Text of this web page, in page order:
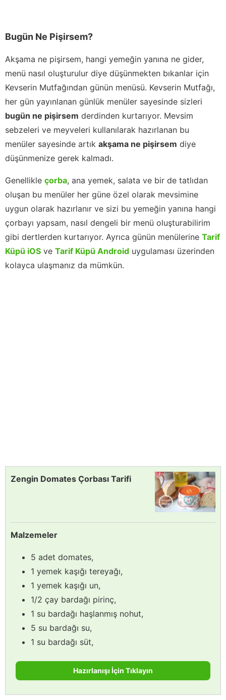
Bugün Ne Pişirsem?
Akşama ne pişirsem, hangi yemeğin yanına ne gider,
menü nasıl oluşturulur diye düşünmekten bıkanlar için
Kevserin Mutfağından günün menüsü. Kevserin Mutfağı,
her gün yayınlanan günlük menüler sayesinde sizleri
bugün ne pişirsem derdinden kurtarıyor. Mevsim
sebzeleri ve meyveleri kullanılarak hazırlanan bu
menüler sayesinde artık akşama ne pişirsem diye
düşünmenize gerek kalmadı.
Genellikle çorba, ana yemek, salata ve bir de tatlıdan
oluşan bu menüler her güne özel olarak mevsimine
uygun olarak hazırlanır ve sizi bu yemeğin yanına hangi
çorbayı yapsam, nasıl dengeli bir menü oluşturabilirim
gibi dertlerden kurtarıyor. Ayrıca günün menülerine Tarif
Küpü iOS ve Tarif Küpü Android uygulaması üzerinden
kolayca ulaşmanız da mümkün.
Zengin Domates Çorbası Tarifi
Malzemeler
5 adet domates,
1 yemek kaşığı tereyağı,
1 yemek kaşığı un,
1/2 çay bardağı pirinç,
1 su bardağı haşlanmış nohut,
5 su bardağı su,
1 su bardağı süt,
Hazırlanışı İçin Tıklayın